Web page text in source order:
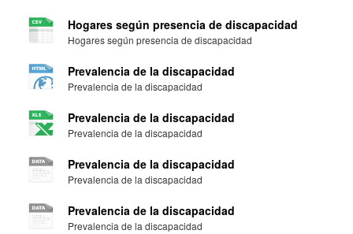
Hogares según presencia de discapacidad
Hogares según presencia de discapacidad
Prevalencia de la discapacidad
Prevalencia de la discapacidad
Prevalencia de la discapacidad
Prevalencia de la discapacidad
Prevalencia de la discapacidad
Prevalencia de la discapacidad
Prevalencia de la discapacidad
Prevalencia de la discapacidad